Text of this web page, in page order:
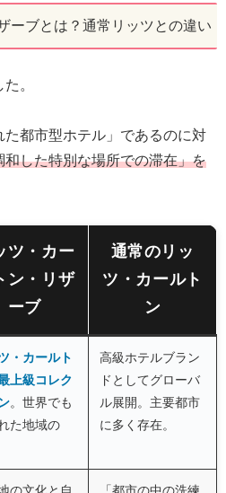
ーブとは？通常リッツとの違い
。
都市型ホテル」であるのに対
した特別な場所での滞在」を
ツ・カー
ン・リザ
ーブ
通常のリッ
ツ・カールト
ン
・カールト
上級コレク
。世界でも
た地域の
高級ホテルブラン
ドとしてグローバ
ル展開。主要都市
に多く存在。